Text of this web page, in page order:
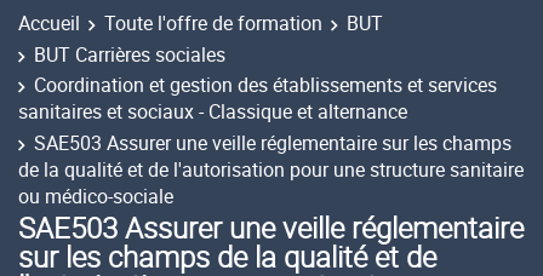
Accueil Toute l'offre de formation
BUT
BUT Carrières sociales
Coordination et gestion des établissements et services
sanitaires et sociaux - Classique et alternance
SAE503 Assurer une veille réglementaire sur les champs
de la qualité et de l'autorisation pour une structure sanitaire
ou médico-sociale
SAE503 Assurer une veille réglementaire
sur les champs de la qualité et de